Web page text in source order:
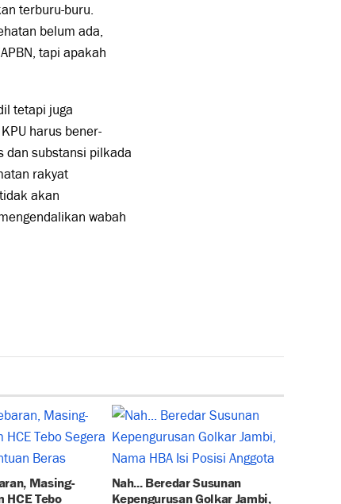
terburu-buru.
belum ada,
tapi apakah
tetapi juga
harus bener-
dan substansi pilkada
rakyat
akan
wabah
Masing-
HCE Tebo
Nah... Beredar Susunan
Kepengurusan Golkar Jambi,